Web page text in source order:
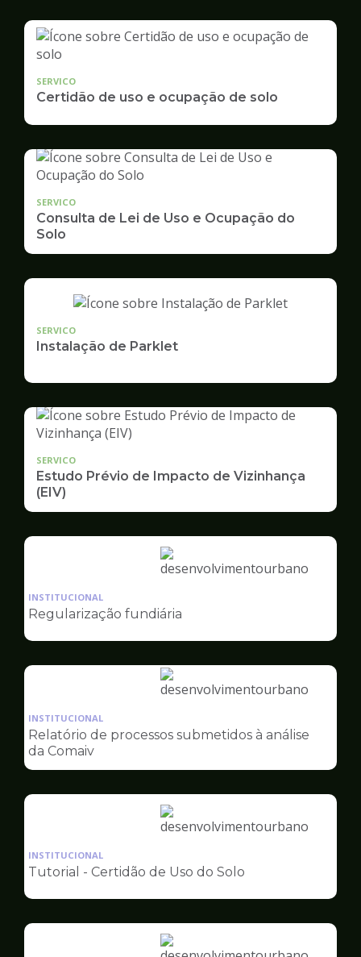
SERVICO
Certidão de uso e ocupação de solo
SERVICO
Consulta de Lei de Uso e Ocupação do
Solo
SERVICO
Instalação de Parklet
SERVICO
Estudo Prévio de Impacto de Vizinhança
(EIV)
Ilustração
pagina
Desenvolvimento
Urbano
INSTITUCIONAL
Regularização fundiária
Ilustração
pagina
Desenvolvimento
INSTITUCIONAL
Relatório de processos submetidos à análise
da Comaiv
Ilustração
pagina
Desenvolvimento
Urbano
INSTITUCIONAL
Tutorial - Certidão de Uso do Solo